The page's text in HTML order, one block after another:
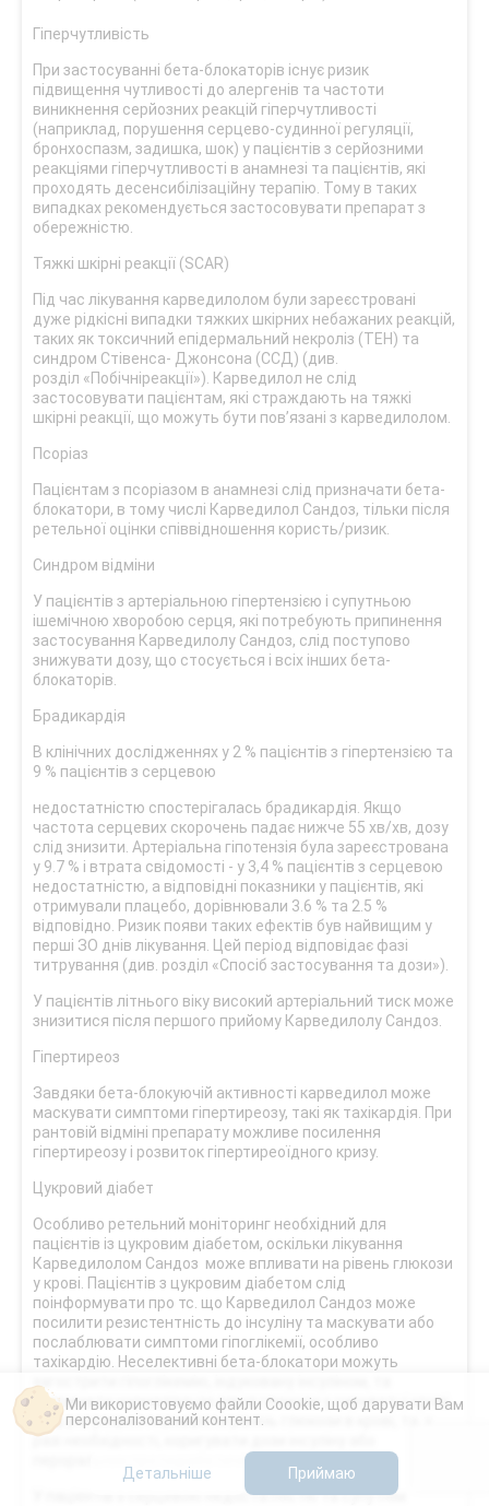
Гіперчутливість
При застосуванні бета-блокаторів існує ризик
підвищення чутливості до алергенів та частоти
виникнення серйозних реакцій гіперчутливості
(наприклад, порушення серцево-судинної регуляції,
бронхоспазм, задишка, шок) у пацієнтів з серйозними
реакціями гіперчутливості в анамнезі та пацієнтів, які
проходять десенсибілізаційну терапію. Тому в таких
випадках рекомендується застосовувати препарат з
обережністю.
Тяжкі шкірні реакції (SCAR)
Під час лікування карведилолом були зареєстровані
дуже рідкісні випадки тяжких шкірних небажаних реакцій,
таких як токсичний епідермальний некроліз (ТЕН) та
синдром Стівенса- Джонсона (ССД) (див.
розділ «Побічніреакції»). Карведилол не слід
застосовувати пацієнтам, які страждають на тяжкі
шкірні реакції, що можуть бути пов’язані з карведилолом.
Псоріаз
Пацієнтам з псоріазом в анамнезі слід призначати бета-
блокатори, в тому числі Карведилол Сандоз, тільки після
ретельної оцінки співвідношення користь/ризик.
Синдром відміни
У пацієнтів з артеріальною гіпертензією і супутньою
ішемічною хворобою серця, які потребують припинення
застосування Карведилолу Сандоз, слід поступово
знижувати дозу, що стосується і всіх інших бета-
блокаторів.
Брадикардія
В клінічних дослідженнях у 2 % пацієнтів з гіпертензією та
9 % пацієнтів з серцевою
недостатністю спостерігалась брадикардія. Якщо
частота серцевих скорочень падає нижче 55 хв/хв, дозу
слід знизити. Артеріальна гіпотензія була зареєстрована
у 9.7 % і втрата свідомості - у 3,4 % пацієнтів з серцевою
недостатністю, а відповідні показники у пацієнтів, які
отримували плацебо, дорівнювали 3.6 % та 2.5 %
відповідно. Ризик появи таких ефектів був найвищим у
перші ЗО днів лікування. Цей період відповідає фазі
титрування (див. розділ «Спосіб застосування та дози»).
У пацієнтів літнього віку високий артеріальний тиск може
знизитися після першого прийому Карведилолу Сандоз.
Гіпертиреоз
Завдяки бета-блокуючій активності карведилол може
маскувати симптоми гіпертиреозу, такі як тахікардія. При
рантовій відміні препарату можливе посилення
гіпертиреозу і розвиток гіпертиреоїдного кризу.
Цукровий діабет
Особливо ретельний моніторинг необхідний для
пацієнтів із цукровим діабетом, оскільки лікування
Карведилолом Сандоз може впливати на рівень глюкози
у крові. Пацієнтів з цукровим діабетом слід
поінформувати про тс. що Карведилол Сандоз може
посилити резистентність до інсуліну та маскувати або
послаблювати симптоми гіпоглікемії, особливо
тахікардію. Неселективні бета-блокатори можуть
затримати нормалізацію рівня глюкози у сироватці крові.
Слід регулярно перевіряти рівень глюкози в крові, та, у
разі необхідності, коригувати дози інсуліну або
пероральних протидіабетичних препаратів.
У пацієнтів з серцевою недостатністю та супутнім
Ми використовуємо файли Coookie, щоб дарувати Вам
персоналізований контент.
Детальніше Приймаю